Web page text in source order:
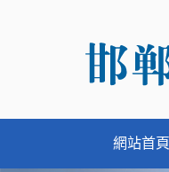
網站首頁